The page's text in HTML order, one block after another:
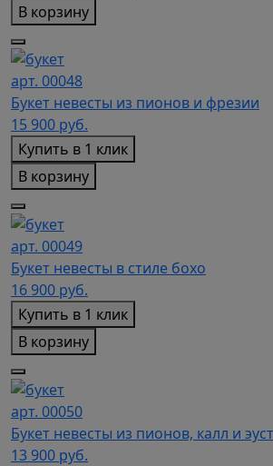
В корзину
арт. 00048
Букет невесты из пионов и фрезии
15 900 руб.
Купить в 1 клик
В корзину
арт. 00049
Букет невесты в стиле бохо
16 900 руб.
Купить в 1 клик
В корзину
арт. 00050
Букет невесты из пионов, калл и
13 900 руб.